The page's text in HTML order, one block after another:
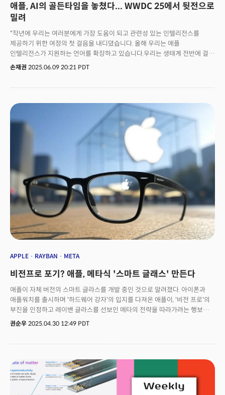
애플, AI의 골든타임을 놓쳤다... WWDC 25에서 뒷전으로
밀려
"작년에 우리는 여러분에게 가장 도움이 되고 관련성 있는 인텔리전스를
제공하기 위한 여정의 첫 걸음을 내디뎠습니다. 올해 우리는 애플
인텔리전스가 지원하는 언어를 확장하고 있습니다.우리는 생태계 전반에 걸쳐
더 많은 곳에서 애플 인텔리전스를 계속 활용하고 있습니다"애플의 연례
'파운데이션 모델 프레임워크'였다. 개발자들이 인터넷 연결 없이도 기기
내 AI 모델을 활용할 수 있는 것이 특징이다. 앱 제작자들이 현재 텍스트
요약과 같은 가벼운 작업을 처리하는 데 사용하는 회사의 온디바이스 기술을
활용할 수 있게 해준다. 하지만 이는 약 30억 개의 매개변수를 가진 대형 언어
모델에로, 오픈AI나 심지어 애플 자체가 자사의 클라우드 기반 AI 기능에
사용하는 클라우드 기반 모델보다 훨씬 적다. 사진 속 사물이나 의류, 행사
정보를 인식해 일정에 추가하거나 쇼핑 정보로 연결해주는 '비주얼
인텔리전스' 기능도 있었다. 페더리기는 "이번에 선보인 도구는 앱 안에서
새로운 지능의 물결을 일으킬 것"이라고 강조했다. 팀 쿡은 기조연설
마지막에도 등장, "개발자 베타가 오늘부터 사용 가능하고 공개 베타는 7월에,
정식 버전은 가을에 출시될 것이라고 발표했다. 키노트 내내 박수 소리는
차분했고 '한가지 더(One More Thing)'라며 애플이 공개할 만한 깜짝 발표도
없었다. 현장 분위기는 "이게 다야?"란 반응이었다. 다소 어수선하기도 했다.
페더리기 수석 부사장은 별도로 가진 기자들과의 대화에서"올해 출시
그는 "애플의 높은 품질 기준을 충족하려면 더 많은 시간이 필요하다"고
2023년 애플은 WWDC에서 '애플 비전 프로'를 발표했고 지난해는 애플의 AI
서비스 '애플 인텔리전스'를 발표했다. 오픈AI 챗GPT를 내장한다고 했고 샘
알트먼 CEO가 WWDC에 참석하기도 했다. 올해는 '애플 인텔리전스'
업그레이드 또는 그 정도의 제품(서비스)를 내놔야했다. 그러나 이날 애플의
강조점은 AI가 아니라 '디자인'이었다. 비전OS에서 영감을 받은 '리퀴드
글래스' 디자인을 iOS, iPadOS, macOS 전반에 적용했다. 팀 쿡은 키노트를
강화하면서 잡아 놓은 물고기(고객)에서 더 매출과 수익을 뽑아내겠다는
것으로 읽혔다.애플 주가는 키노트 발표 직후 1.5% 하락했고, 이는 애플의 AI
발전에 대한 월가의 실망감을 반영한 것으로 해석됐다.
손재권 2025.06.09 20:21 PDT
APPLE RAYBAN META
비전프로 포기? 애플, 메타식 '스마트 글래스' 만든다
애플이 자체 버전의 스마트 글라스를 개발 중인 것으로 알려졌다. 아이폰과
애플워치를 출시하며 '하드웨어 강자'의 입지를 다져온 애플이, '비전 프로'의
부진을 인정하고 레이밴 글라스를 선보인 메타의 전략을 따라가려는 행보로
해석된다. 27일(현지시간) 블룸버그통신의 애플 전문 기자 마크 거먼에
기반 '애플 글라스'로 가기 위한 중간 단계 제품이 될 것"이라고 분석했다.다만
제품은 아직 개발 초기 단계에 머물러 있는 것으로 전해졌다. 거먼은 "이
제품은 출시까지 갈 길이 멀다"며, "현재 개발의 핵심은 글라스를 '애플
인텔리전스(Apple Intelligence)' 기기로 전환하는 데 있다"고 설명했다.
권순우 2025.04.30 12:49 PDT